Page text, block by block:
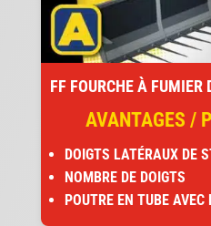
FF FOURCHE À FUMIER
AVANTAGES /
DOIGTS LATÉRAUX DE
NOMBRE DE DOIGTS
POUTRE EN TUBE AVEC